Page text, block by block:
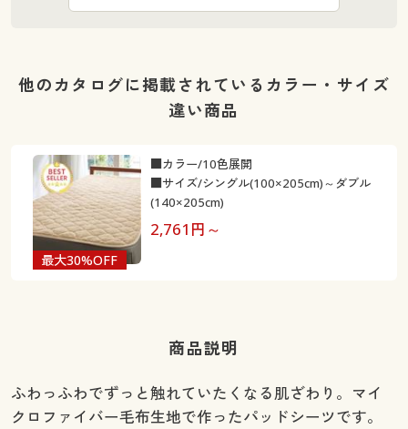
他のカタログに掲載されているカラー・サイズ
違い商品
最大30%OFF
2,761 円～
■カラー/10色展開
■サイズ/シングル(100×205cm)～ダブル
(140×205cm)
商品説明
ふわっふわでずっと触れていたくなる肌ざわり。マイ
クロファイバー毛布生地で作ったパッドシーツです。